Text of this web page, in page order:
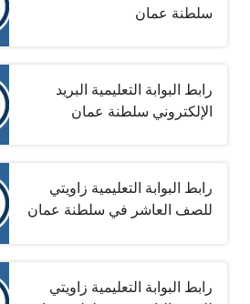
سلطنة عمان
رابط البوابة التعليمية البريد
الإلكتروني سلطنة عمان
رابط البوابة التعليمية زاويتي
للصف العاشر في سلطنة عمان
رابط البوابة التعليمية زاويتي